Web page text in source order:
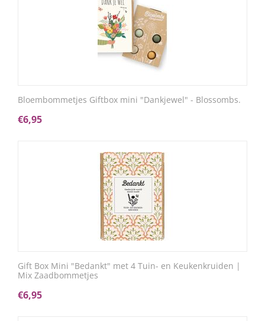
Bloembommetjes Giftbox mini "Dankjewel" - Blossombs.
€6,95
Gift Box Mini "Bedankt" met 4 Tuin- en Keukenkruiden |
Mix Zaadbommetjes
€6,95